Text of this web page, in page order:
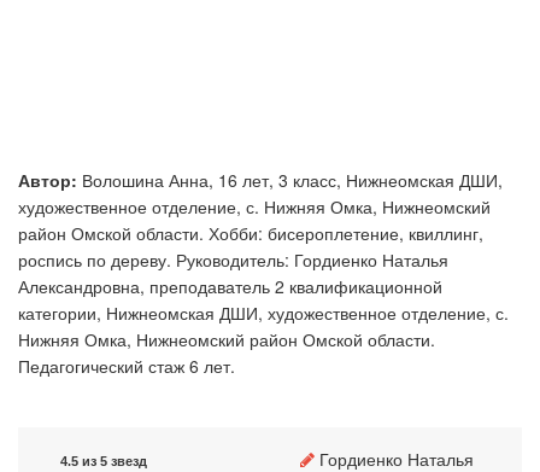
Автор: Волошина Анна, 16 лет, 3 класс, Нижнеомская ДШИ,
художественное отделение, с. Нижняя Омка, Нижнеомский
район Омской области. Хобби: бисероплетение, квиллинг,
роспись по дереву. Руководитель: Гордиенко Наталья
Александровна, преподаватель 2 квалификационной
категории, Нижнеомская ДШИ, художественное отделение, с.
Нижняя Омка, Нижнеомский район Омской области.
Педагогический стаж 6 лет.
4.5 из 5 звезд
Гордиенко Наталья